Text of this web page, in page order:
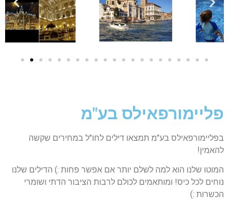
פליימורפאילס בע"מ
בפליימורפאילס בע"מ תמצאו דילים לחו"ל במחירים שקשה
להאמין!
המוטו שלנו הוא למה לשלם יותר אם אפשר פחות :) הדילים שלנו
נוחים לכל כיס! ומותאמים לכולם לרבות הציבור הדתי ושומרי
הכשרות :)